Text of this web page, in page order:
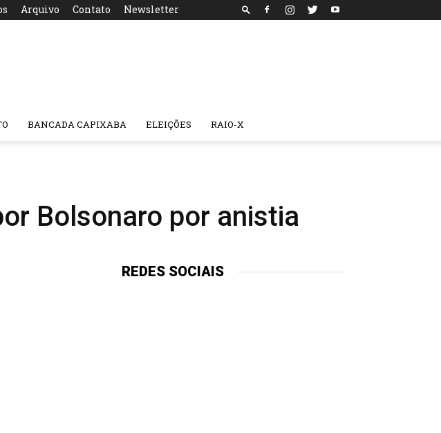
Arquivo Contato Newsletter
BANCADA CAPIXABA ELEIÇÕES RAIO-X
Bolsonaro por anistia
REDES SOCIAIS